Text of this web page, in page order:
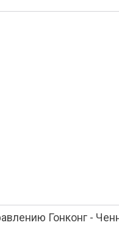
Гонконг -